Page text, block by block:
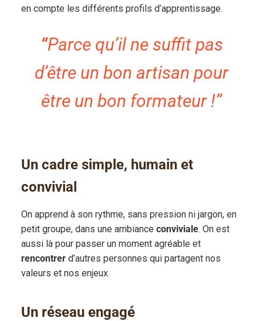
en compte les différents profils d’apprentissage.
“Parce qu’il ne suffit pas
d’être un bon artisan pour
être un bon formateur !”
Un cadre simple, humain et
convivial
On apprend à son rythme, sans pression ni jargon, en
petit groupe, dans une ambiance conviviale. On est
aussi là pour passer un moment agréable et
rencontrerd’autres personnes qui partagent nos
valeurs et nos enjeux.
Un réseau engagé